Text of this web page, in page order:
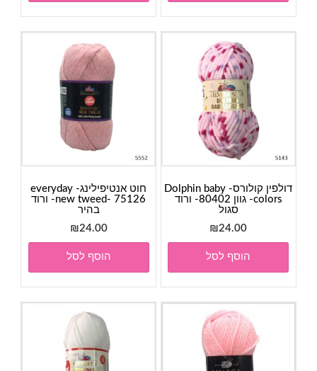
דולפין קולורס- Dolphin baby
colors- גוון 80402- ורוד
סגול
₪24.00
הוסף לסל
חוט אנטיפילינג- everyday
new tweed- 75126- ורוד
בהיר
₪24.00
הוסף לסל